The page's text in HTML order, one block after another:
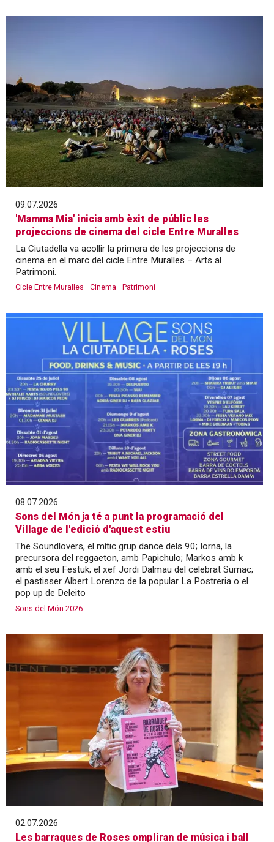
09.07.2026
'Mamma Mia' inicia amb èxit de públic les
projeccions de cinema del cicle Entre Muralles
La Ciutadella va acollir la primera de les projeccions de
cinema en el marc del cicle Entre Muralles – Arts al
Patrimoni.
Cicle Entre Muralles Cinema Patrimoni
08.07.2026
Sons del Món ja té a punt la programació del
Village de l'edició d'aquest estiu
The Soundlovers, el mític grup dance dels 90; Iorna, la
precursora del reggaeton, amb Papichulo; Markos amb k
amb el seu Festuk; el xef Jordi Dalmau del celebrat Sumac;
el pastisser Albert Lorenzo de la popular La Postreria o el
pop up de Deleito
Sons del Món 2026
02.07.2026
Les barraques de Roses ompliran de música i ball